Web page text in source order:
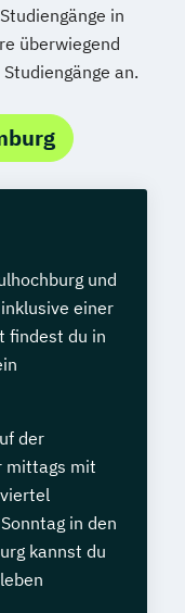
in
überwiegend
an.
und
einer
findest du in
der
mittags mit
in den
kannst du